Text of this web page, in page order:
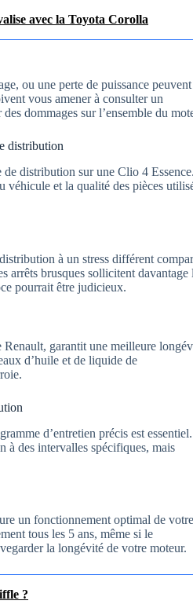
avec la Toyota Corolla
ou une perte de puissance peuvent
vous amener à consulter un
dommages sur l’ensemble du
distribution
distribution sur une Clio 4 Essence.
véhicule et la qualité des pièces
à un stress différent
arrêts brusques sollicitent davantage
pourrait être judicieux.
Renault, garantit une meilleure
d’huile et de liquide de
d’entretien précis est essentiel.
à des intervalles spécifiques, mais
un fonctionnement optimal de votre
tous les 5 ans, même si le
la longévité de votre moteur.
?